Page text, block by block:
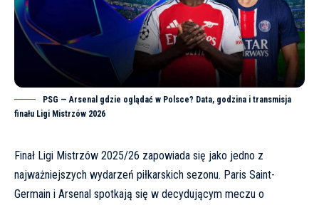
PSG — Arsenal gdzie oglądać w Polsce? Data, godzina i transmisja
finału Ligi Mistrzów 2026
Finał Ligi Mistrzów 2025/26 zapowiada się jako jedno z
najważniejszych wydarzeń piłkarskich sezonu. Paris Saint-
Germain i Arsenal spotkają się w decydującym meczu o